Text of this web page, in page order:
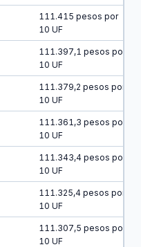
111.415 pesos por
10 UF
111.397,1 pesos por
10 UF
111.379,2 pesos por
10 UF
111.361,3 pesos por
10 UF
111.343,4 pesos por
10 UF
111.325,4 pesos por
10 UF
111.307,5 pesos por
10 UF